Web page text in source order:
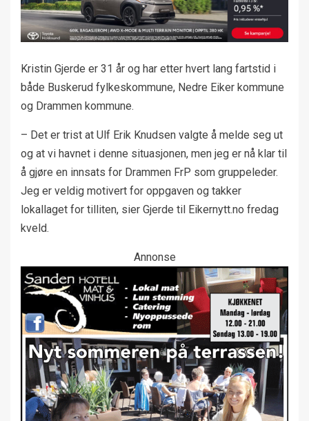
Kristin Gjerde er 31 år og har etter hvert lang fartstid i
både Buskerud fylkeskommune, Nedre Eiker kommune
og Drammen kommune.
– Det er trist at Ulf Erik Knudsen valgte å melde seg ut
og at vi havnet i denne situasjonen, men jeg er nå klar til
å gjøre en innsats for Drammen FrP som gruppeleder.
Jeg er veldig motivert for oppgaven og takker
lokallaget for tilliten, sier Gjerde til Eikernytt.no fredag
kveld.
Annonse